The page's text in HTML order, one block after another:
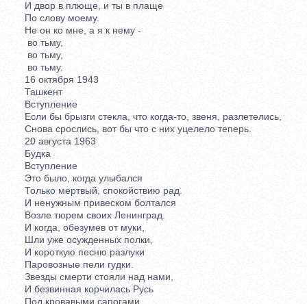
И двор в плюще, и ты в плаще
По слову моему.
Не он ко мне, а я к нему -
во тьму,
во тьму,
во тьму.
16 октября 1943
Ташкент
Вступление
Если бы брызги стекла, что когда-то, звеня, разлетелись,
Снова срослись, вот бы что с них уцелело теперь.
20 августа 1963
Будка
Вступление
Это было, когда улыбался
Только мертвый, спокойствию рад.
И ненужным привеском болтался
Возле тюрем своих Ленинград.
И когда, обезумев от муки,
Шли уже осужденных полки,
И короткую песню разлуки
Паровозные пели гудки.
Звезды смерти стояли над нами,
И безвинная корчилась Русь
Под кровавыми сапогами